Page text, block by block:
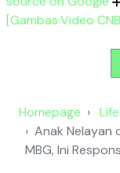
[Gambas:Video
Homepage
Anak Nelayan
MBG, Ini